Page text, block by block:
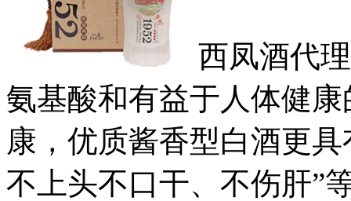
西凤酒代
氨基酸和有益于人体健
康，优质酱香型白酒更
不上头不口干、不伤肝”